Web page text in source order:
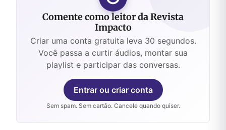
Comente como leitor da Revista
Impacto
Criar uma conta gratuita leva 30 segundos.
Você passa a curtir áudios, montar sua
playlist e participar das conversas.
Entrar ou criar conta
Sem spam. Sem cartão. Cancele quando quiser.